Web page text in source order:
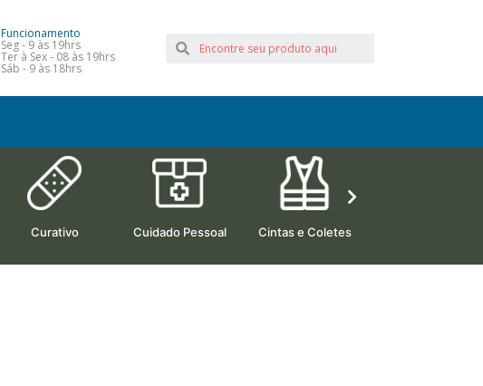
Funcionamento
Seg - 9 às 19hrs
Ter à Sex - 08 às 19hrs
Sáb - 9 às 18hrs
Curativo Cuidado Pessoal Cintas e Coletes